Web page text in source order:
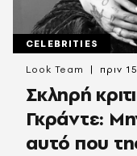
CELEBRITIES
Σκληρή
Γκράντε:
αυτό που
Look Team πριν